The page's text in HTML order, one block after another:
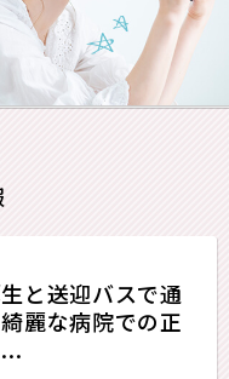
と送迎バスで通
麗な病院での正